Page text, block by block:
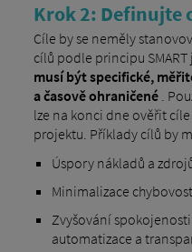
Krok 2: Definujte
Cíle by se neměly
cílů podle principu
musí být specifické,
a časově ohraničené.
lze na konci dne ověřit
projektu. Příklady cílů by
Úspory nákladů a
Minimalizace
Zvyšování
automatizace a